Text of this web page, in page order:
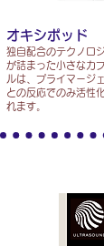
オキシポッド
独自配合のテクノロ
が詰まった小さなカ
ルは、プライマージ
との反応でのみ活性
れます。